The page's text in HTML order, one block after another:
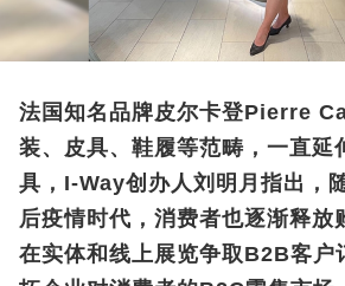
法国知名品牌皮尔卡登Pierre
装、皮具、鞋履等范畴，一直延
具，I-Way创办人刘明月指出，
后疫情时代，消费者也逐渐释放
在实体和线上展览争取B2B客户